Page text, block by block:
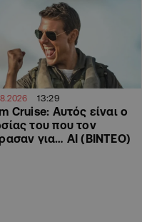
13:29
Cruise: Αυτός είναι ο
του που τον
για… AI (ΒΙΝΤΕΟ)